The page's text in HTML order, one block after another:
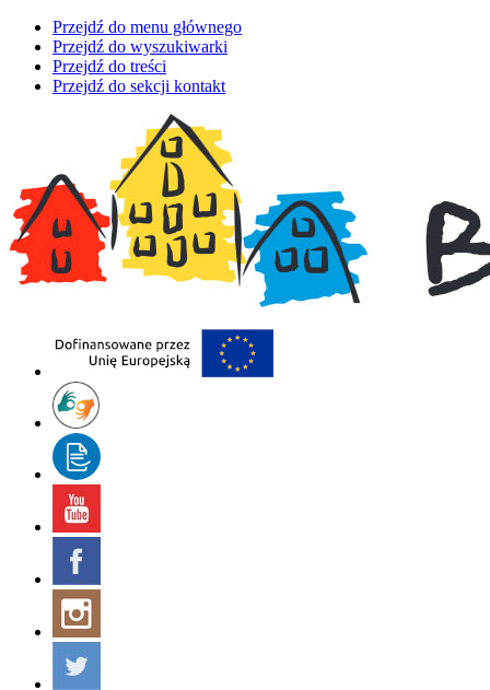
Przejdź do menu głównego
Przejdź do wyszukiwarki
Przejdź do treści
Przejdź do sekcji kontakt